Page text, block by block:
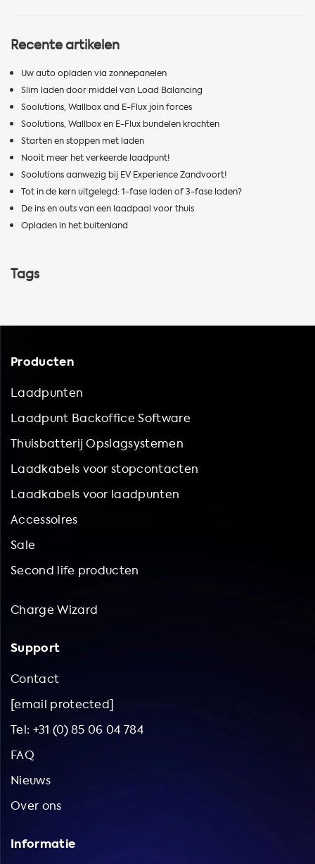
Recente artikelen
Uw auto opladen via zonnepanelen
Slim laden door middel van Load Balancing
Soolutions, Wallbox and E-Flux join forces
Soolutions, Wallbox en E-Flux bundelen krachten
Starten en stoppen met laden
Nooit meer het verkeerde laadpunt!
Soolutions aanwezig bij EV Experience Zandvoort!
Tot in de kern uitgelegd: 1-fase laden of 3-fase laden?
De ins en outs van een laadpaal voor thuis
Opladen in het buitenland
Tags
Producten
Laadpunten
Laadpunt Backoffice Software
Thuisbatterij Opslagsystemen
Laadkabels voor stopcontacten
Laadkabels voor laadpunten
Accessoires
Sale
Second life producten
Charge Wizard
Support
Contact
[email protected]
Tel: +31 (0) 85 06 04 784
FAQ
Nieuws
Over ons
Informatie